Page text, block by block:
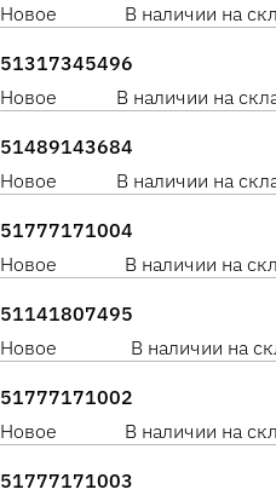
Новое
В наличии на
51317345496
Новое
В наличии на
51489143684
Новое
В наличии на
51777171004
Новое
В наличии на
51141807495
Новое
В наличии на
51777171002
Новое
В наличии на
51777171003